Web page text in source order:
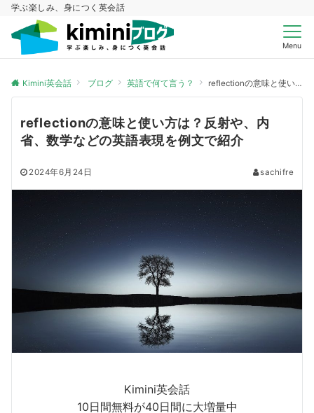
学ぶ楽しみ、身につく英会話
Menu
Kimini英会話 ブログ 英語で何て言う？ reflectionの意味と使い方は？反射や、内省、数学などの英語表現を例文で紹介
reflectionの意味と使い方は？反射や、内
省、数学などの英語表現を例文で紹介
2024年6月24日 sachifre
Kimini英会話
10日間無料が40日間に大増量中